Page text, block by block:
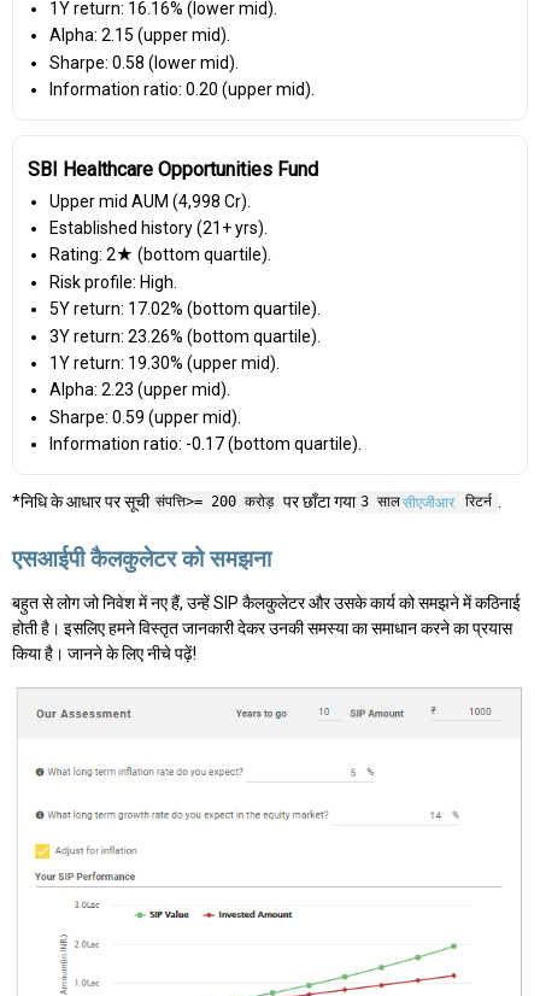
1Y return: 16.16% (lower mid).
Alpha: 2.15 (upper mid).
Sharpe: 0.58 (lower mid).
Information ratio: 0.20 (upper mid).
SBI Healthcare Opportunities Fund
Upper mid AUM (₹4,998 Cr).
Established history (21+ yrs).
Rating: 2★ (bottom quartile).
Risk profile: High.
5Y return: 17.02% (bottom quartile).
3Y return: 23.26% (bottom quartile).
1Y return: 19.30% (upper mid).
Alpha: 2.23 (upper mid).
Sharpe: 0.59 (upper mid).
Information ratio: -0.17 (bottom quartile).
*निधि के आधार पर सूची संपत्ति>= 200 करोड़ पर छाँटा गया 3 सालसीएजीआर रिटर्न
एसआईपी कैलकुलेटर को समझना
बहुत से लोग जो निवेश में नए हैं, उन्हें SIP कैलकुलेटर और उसके कार्य को समझने में कठिनाई
होती है। इसलिए हमने विस्तृत जानकारी देकर उनकी समस्या का समाधान करने का प्रयास
किया है। जानने के लिए नीचे पढ़ें!